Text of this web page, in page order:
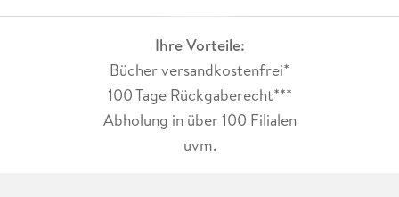
Ihre Vorteile:
Bücher versandkostenfrei*
100 Tage Rückgaberecht***
Abholung in über 100 Filialen
uvm.